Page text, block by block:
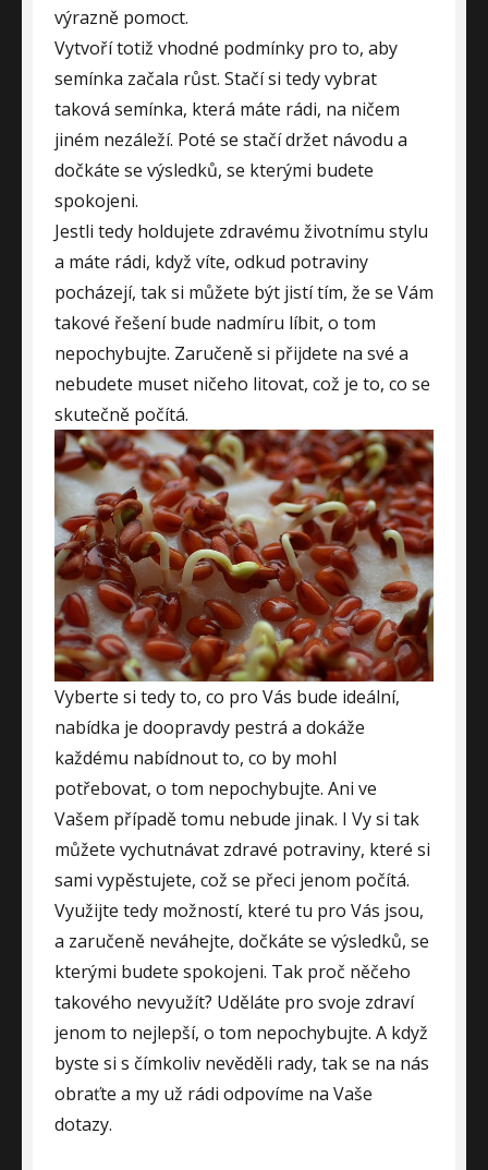
výrazně pomoct.
Vytvoří totiž vhodné podmínky pro to, aby
semínka začala růst. Stačí si tedy vybrat
taková semínka, která máte rádi, na ničem
jiném nezáleží. Poté se stačí držet návodu a
dočkáte se výsledků, se kterými budete
spokojeni.
Jestli tedy holdujete zdravému životnímu stylu
a máte rádi, když víte, odkud potraviny
pocházejí, tak si můžete být jistí tím, že se Vám
takové řešení bude nadmíru líbit, o tom
nepochybujte. Zaručeně si přijdete na své a
nebudete muset ničeho litovat, což je to, co se
skutečně počítá.
Vyberte si tedy to, co pro Vás bude ideální,
nabídka je doopravdy pestrá a dokáže
každému nabídnout to, co by mohl
potřebovat, o tom nepochybujte. Ani ve
Vašem případě tomu nebude jinak. I Vy si tak
můžete vychutnávat zdravé potraviny, které si
sami vypěstujete, což se přeci jenom počítá.
Využijte tedy možností, které tu pro Vás jsou,
a zaručeně neváhejte, dočkáte se výsledků, se
kterými budete spokojeni. Tak proč něčeho
takového nevyužít? Uděláte pro svoje zdraví
jenom to nejlepší, o tom nepochybujte. A když
byste si s čímkoliv nevěděli rady, tak se na nás
obraťte a my už rádi odpovíme na Vaše
dotazy.